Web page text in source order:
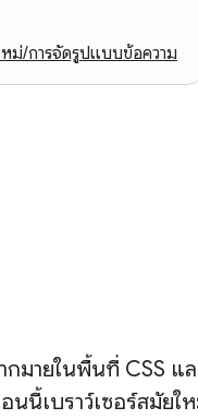
ม่/การจัดรูปแบบข้อความ
กมายในพื้นที่ CSS
นี้เบราว์เซอร์สมัยใ